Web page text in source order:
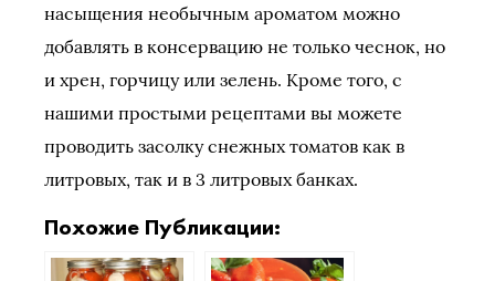
насыщения необычным ароматом можно
добавлять в консервацию не только чеснок, но
и хрен, горчицу или зелень. Кроме того, с
нашими простыми рецептами вы можете
проводить засолку снежных томатов как в
литровых, так и в 3 литровых банках.
Похожие Публикации: